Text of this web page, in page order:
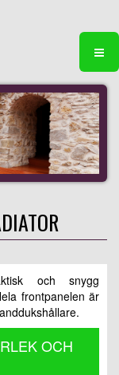
och snygg
frontpanelen är
OCH